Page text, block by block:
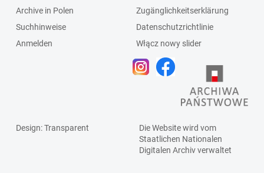
Archive in Polen
Suchhinweise
Anmelden
Zugänglichkeitserklärung
Datenschutzrichtlinie
Włącz nowy slider
Design: Transparent
Die Website wird vom
Staatlichen Nationalen
Digitalen Archivverwaltet